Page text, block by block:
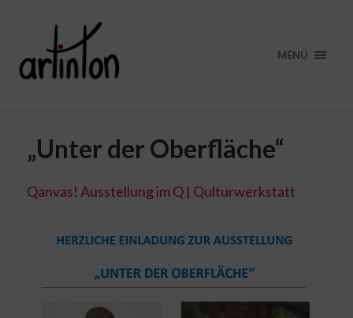
MENÜ
„Unter der Oberfläche“
Qanvas! Ausstellung im Q | Qulturwerkstatt